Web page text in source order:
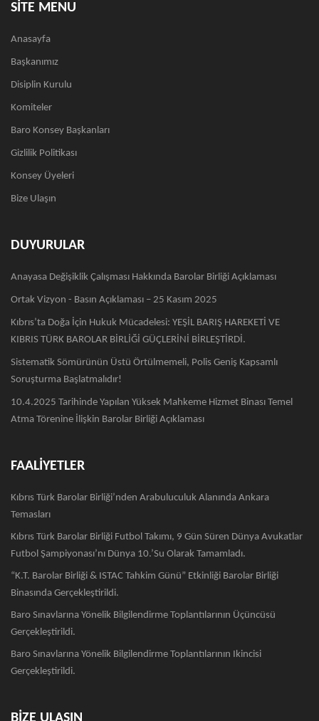
SİTE MENU
Anasayfa
Başkanımız
Disiplin Kurulu
Komiteler
Baro Konsey Başkanları
Gizlilik Politikası
Konsey Üyeleri
Bize Ulaşın
DUYURULAR
Anayasa Değişiklik Çalışması Hakkında Barolar Birliği Açıklaması
Ortak Vizyon - Basın Açıklaması – 25 Kasım 2025
Kıbrıs’ta Doğa İçin Hukuk Mücadelesi: YEŞİL BARIŞ HAREKETİ VE
KIBRIS TÜRK BAROLAR BİRLİĞİ GÜÇLERİNİ BİRLEŞTİRDİ.
Sistematik Sömürünün Üstü Örtülmemeli, Polis Geniş Kapsamlı
Soruşturma Başlatmalıdır!
10.4.2025 Tarihinde Yapılan Yüksek Mahkeme Hizmet Binası Temel
Atma Törenine İlişkin Barolar Birliği Açıklaması
FAALİYETLER
Kıbrıs Türk Barolar Birliği’nden Arabuluculuk Alanında Ankara
Temasları
Kıbrıs Türk Barolar Birliği Futbol Takımı, 9 Gün Süren Dünya Avukatlar
Futbol Şampiyonası’nı Dünya 10.’su Olarak Tamamladı.
“K.T. Barolar Birliği & ISTAC Tahkim Günü” Etkinliği Barolar Birliği
Binasında Gerçekleştirildi.
Baro Sınavlarına Yönelik Bilgilendirme Toplantılarının Üçüncüsü
Gerçekleştirildi.
Baro Sınavlarına Yönelik Bilgilendirme Toplantılarının Ikincisi
Gerçekleştirildi.